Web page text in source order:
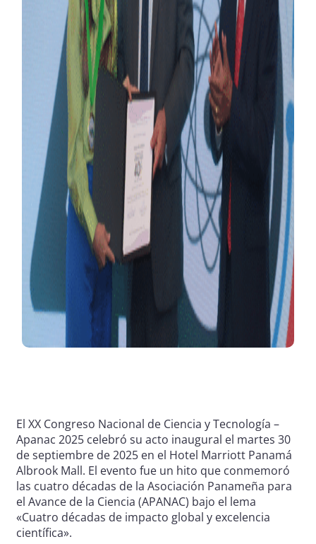
El XX Congreso Nacional de Ciencia y Tecnología –
Apanac 2025 celebró su acto inaugural el martes 30
de septiembre de 2025 en el Hotel Marriott Panamá
Albrook Mall. El evento fue un hito que conmemoró
las cuatro décadas de la Asociación Panameña para
el Avance de la Ciencia (APANAC) bajo el lema
«Cuatro décadas de impacto global y excelencia
científica».